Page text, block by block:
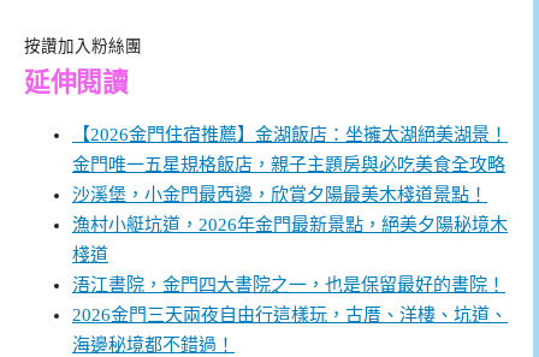
按讚加入粉絲團
延伸閱讀
【2026金門住宿推薦】金湖飯店：坐擁太湖絕美湖景！
金門唯一五星規格飯店，親子主題房與必吃美食全攻略
沙溪堡，小金門最西邊，欣賞夕陽最美木棧道景點！
漁村小艇坑道，2026年金門最新景點，絕美夕陽秘境木
棧道
浯江書院，金門四大書院之一，也是保留最好的書院！
2026金門三天兩夜自由行這樣玩，古厝、洋樓、坑道、
海邊秘境都不錯過！